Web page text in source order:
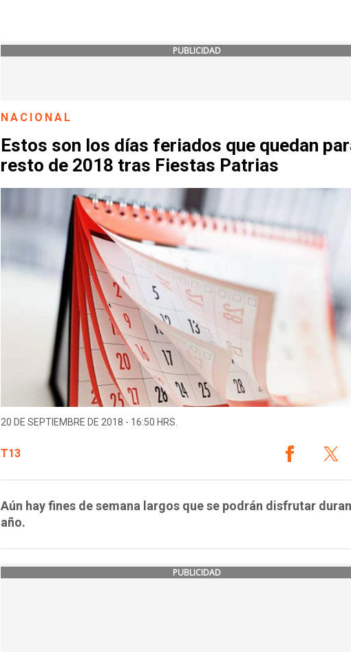
PUBLICIDAD
NACIONAL
Estos son los días feriados que quedan
resto de 2018 tras Fiestas Patrias
20 DE SEPTIEMBRE DE 2018 - 16:50 HRS.
T13
Aún hay fines de semana largos que se podrán disfrutar
año.
PUBLICIDAD